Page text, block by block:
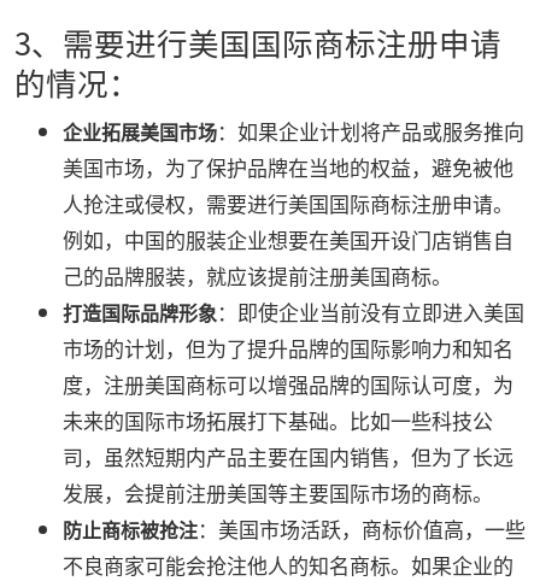
3、需要进行美国国际商标注册申请
的情况：
企业拓展美国市场：如果企业计划将产品或服务推向
美国市场，为了保护品牌在当地的权益，避免被他
人抢注或侵权，需要进行美国国际商标注册申请。
例如，中国的服装企业想要在美国开设门店销售自
己的品牌服装，就应该提前注册美国商标。
打造国际品牌形象：即使企业当前没有立即进入美国
市场的计划，但为了提升品牌的国际影响力和知名
度，注册美国商标可以增强品牌的国际认可度，为
未来的国际市场拓展打下基础。比如一些科技公
司，虽然短期内产品主要在国内销售，但为了长远
发展，会提前注册美国等主要国际市场的商标。
防止商标被抢注：美国市场活跃，商标价值高，一些
不良商家可能会抢注他人的知名商标。如果企业的